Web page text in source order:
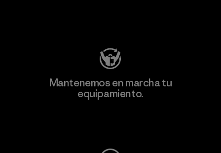
Mantenemos en marcha tu
equipamiento.